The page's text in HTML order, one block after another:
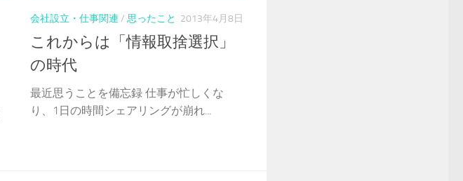
会社設立・仕事関連 / 思ったこと 2013年4月8日
これからは「情報取捨選択」
の時代
最近思うことを備忘録 仕事が忙しくな
り、1日の時間シェアリングが崩れ...